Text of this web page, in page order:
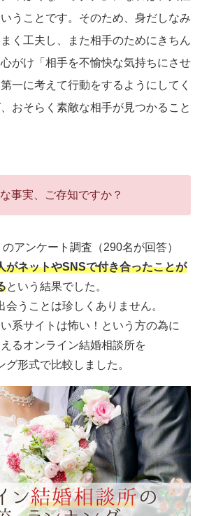
うことです。そのため、身だしなみ
く工夫し、また相手のためにきちん
がけ「相手を不愉快な気持ちにさせ
一に考えて行動をするようにしてく
おそらく素敵な相手が見つかること
事実、ご存知ですか？
のアンケート調査（290名が回答）
がネットやSNSで付き合ったことが
という結果でした。
会うことは珍しくありません。
系サイトは怖い！という方の為に
るオンライン結婚相談所を
グ形式で比較しました。